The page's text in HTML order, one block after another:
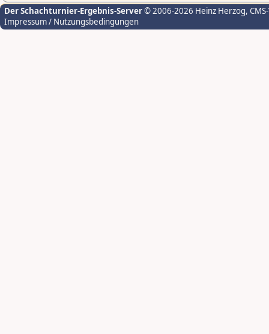
Der Schachturnier-Ergebnis-Server© 2006-2026 Heinz Herzog,
Impressum / Nutzungsbedingungen